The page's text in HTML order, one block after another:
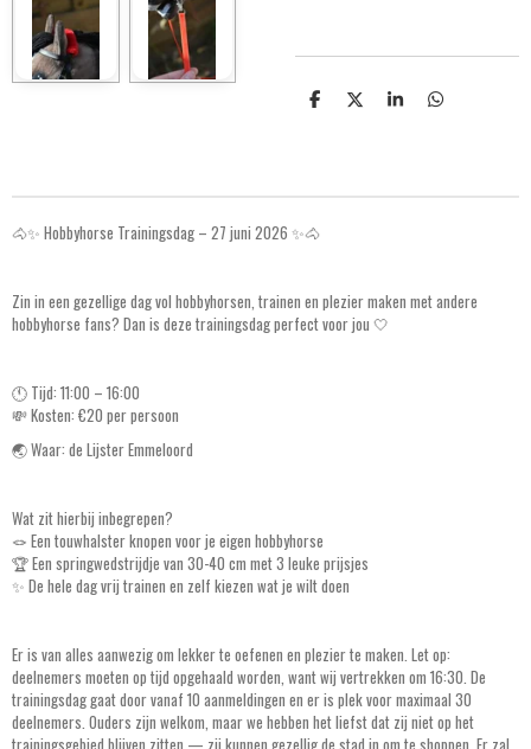
S S S S
🐴✨ Hobbyhorse Trainingsdag – 27 juni 2026 ✨🐴
Zin in een gezellige dag vol hobbyhorsen, trainen en plezier maken met andere
hobbyhorse fans? Dan is deze trainingsdag perfect voor jou 🤍
🕚 Tijd: 11:00 – 16:00
💸 Kosten: €20 per persoon
🌏 Waar: de Lijster Emmeloord
Wat zit hierbij inbegrepen?
🪢 Een touwhalster knopen voor je eigen hobbyhorse
🏆 Een springwedstrijdje van 30-40 cm met 3 leuke prijsjes
✨ De hele dag vrij trainen en zelf kiezen wat je wilt doen
Er is van alles aanwezig om lekker te oefenen en plezier te maken. Let op:
deelnemers moeten op tijd opgehaald worden, want wij vertrekken om 16:30. De
trainingsdag gaat door vanaf 10 aanmeldingen en er is plek voor maximaal 30
deelnemers. Ouders zijn welkom, maar we hebben het liefst dat zij niet op het